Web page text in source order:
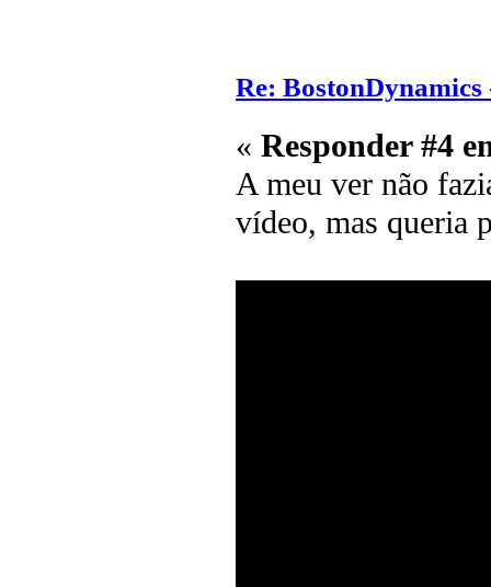
Re:
« Responder #4
A meu ver não
vídeo, mas queria